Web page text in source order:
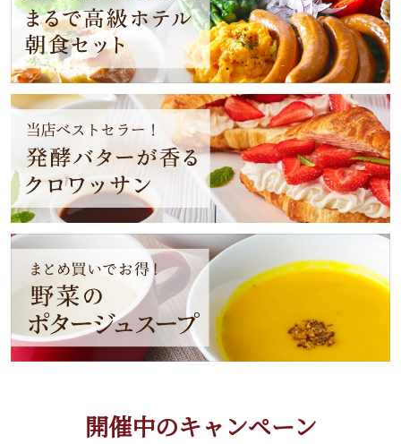
開催中のキャンペーン